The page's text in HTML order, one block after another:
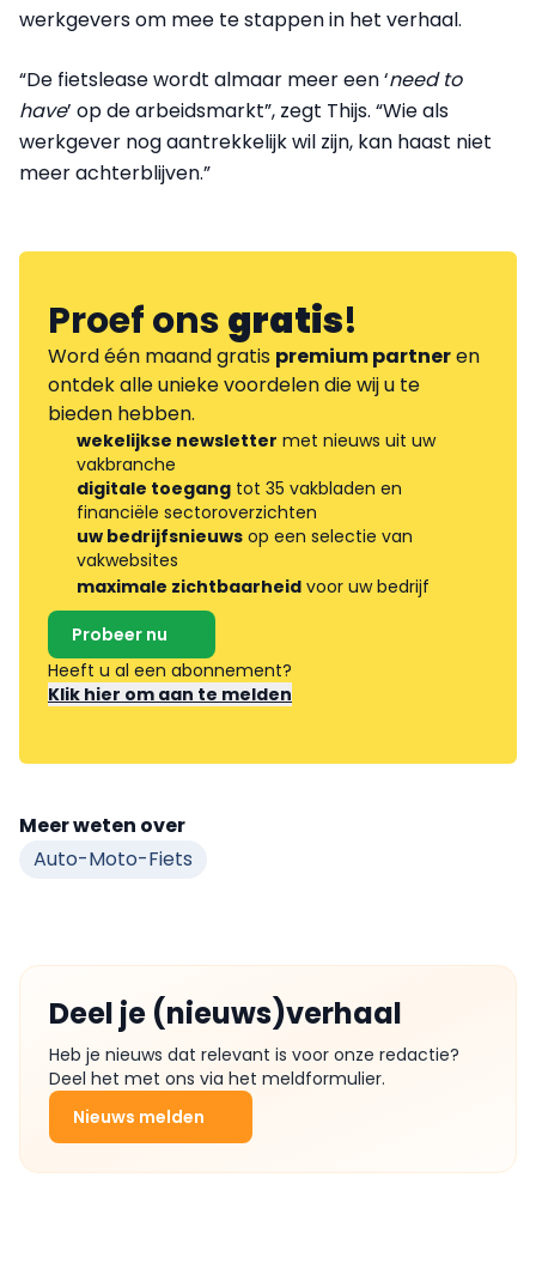
werkgevers om mee te stappen in het verhaal.
“De fietslease wordt almaar meer een ‘need to
have’ op de arbeidsmarkt”, zegt Thijs. “Wie als
werkgever nog aantrekkelijk wil zijn, kan haast niet
meer achterblijven.”
Proef onsgratis!
Word één maand gratis premium partneren
ontdek alle unieke voordelen die wij u te
bieden hebben.
wekelijkse newsletter met nieuws uit uw
vakbranche
digitale toegang tot 35 vakbladen en
financiële sectoroverzichten
uw bedrijfsnieuws op een selectie van
vakwebsites
maximale zichtbaarheid voor uw bedrijf
Probeer nu
Heeft u al een abonnement?
Klik hier om aan te melden
Meer weten over
Auto-Moto-Fiets
Deel je (nieuws)verhaal
Heb je nieuws dat relevant is voor onze redactie?
Deel het met ons via het meldformulier.
Nieuws melden